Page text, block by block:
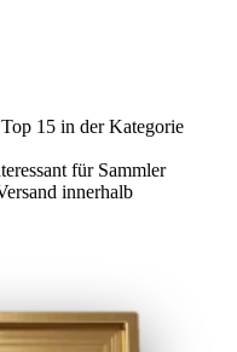
15 in der Kategorie
für Sammler
innerhalb